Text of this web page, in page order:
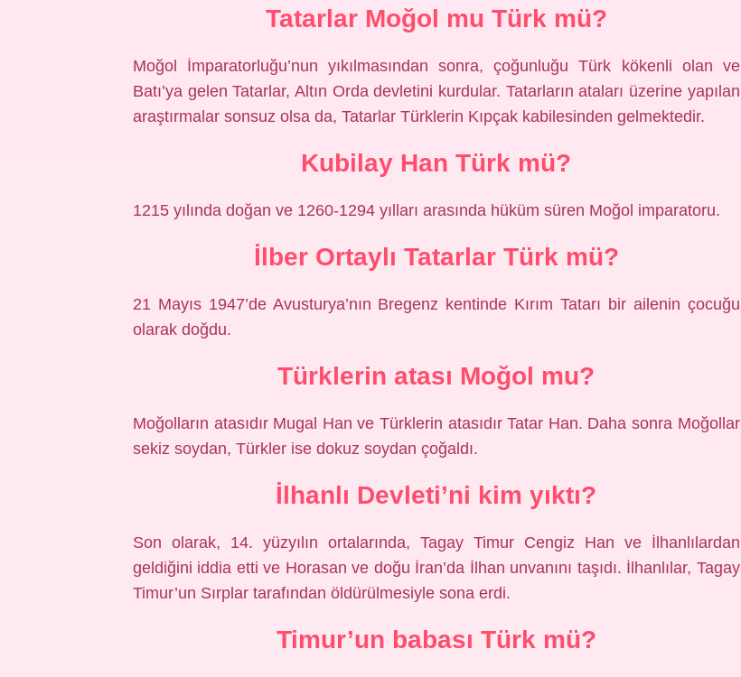
Tatarlar Moğol mu Türk mü?
Moğol İmparatorluğu’nun yıkılmasından sonra, çoğunluğu Türk kökenli olan ve
Batı’ya gelen Tatarlar, Altın Orda devletini kurdular. Tatarların ataları üzerine yapılan
araştırmalar sonsuz olsa da, Tatarlar Türklerin Kıpçak kabilesinden gelmektedir.
Kubilay Han Türk mü?
1215 yılında doğan ve 1260-1294 yılları arasında hüküm süren Moğol imparatoru.
İlber Ortaylı Tatarlar Türk mü?
21 Mayıs 1947’de Avusturya’nın Bregenz kentinde Kırım Tatarı bir ailenin çocuğu
olarak doğdu.
Türklerin atası Moğol mu?
Moğolların atasıdır Mugal Han ve Türklerin atasıdır Tatar Han. Daha sonra Moğollar
sekiz soydan, Türkler ise dokuz soydan çoğaldı.
İlhanlı Devleti’ni kim yıktı?
Son olarak, 14. yüzyılın ortalarında, Tagay Timur Cengiz Han ve İlhanlılardan
geldiğini iddia etti ve Horasan ve doğu İran’da İlhan unvanını taşıdı. İlhanlılar, Tagay
Timur’un Sırplar tarafından öldürülmesiyle sona erdi.
Timur’un babası Türk mü?